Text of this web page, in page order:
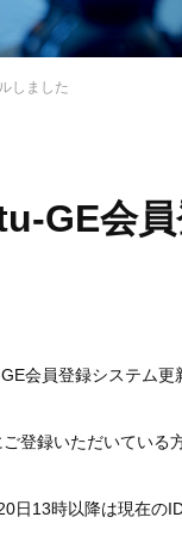
しました
GE会
会員登録システム更
ご登録いただいている
日13時以降は現在の